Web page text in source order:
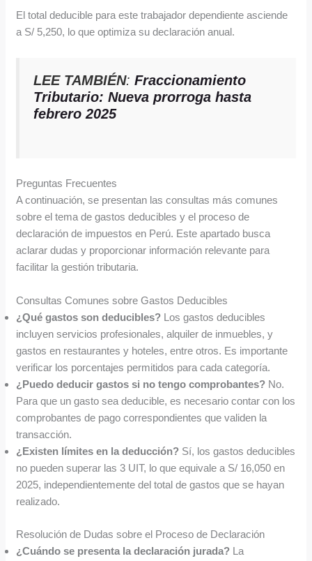
El total deducible para este trabajador dependiente asciende
a S/ 5,250, lo que optimiza su declaración anual.
LEE TAMBIÉN:Fraccionamiento
Tributario: Nueva prorroga hasta
febrero 2025
Preguntas Frecuentes
A continuación, se presentan las consultas más comunes
sobre el tema de gastos deducibles y el proceso de
declaración de impuestos en Perú. Este apartado busca
aclarar dudas y proporcionar información relevante para
facilitar la gestión tributaria.
Consultas Comunes sobre Gastos Deducibles
¿Qué gastos son deducibles? Los gastos deducibles
incluyen servicios profesionales, alquiler de inmuebles, y
gastos en restaurantes y hoteles, entre otros. Es importante
verificar los porcentajes permitidos para cada categoría.
¿Puedo deducir gastos si no tengo comprobantes? No.
Para que un gasto sea deducible, es necesario contar con los
comprobantes de pago correspondientes que validen la
transacción.
¿Existen límites en la deducción? Sí, los gastos deducibles
no pueden superar las 3 UIT, lo que equivale a S/ 16,050 en
2025, independientemente del total de gastos que se hayan
realizado.
Resolución de Dudas sobre el Proceso de Declaración
¿Cuándo se presenta la declaración jurada? La